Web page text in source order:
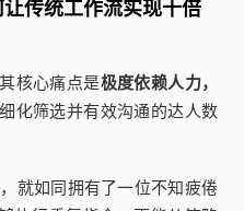
传统工作流实现十倍
核心痛点是极度依赖人力，
化筛选并有效沟通的达人数
，就如同拥有了一位不知疲倦